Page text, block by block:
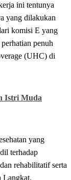
ini tentunya
yang dilakukan
komisi E yang
penuh
(UHC) di
Istri Muda
yang
terhadap
rehabilitatif serta
Langkat.